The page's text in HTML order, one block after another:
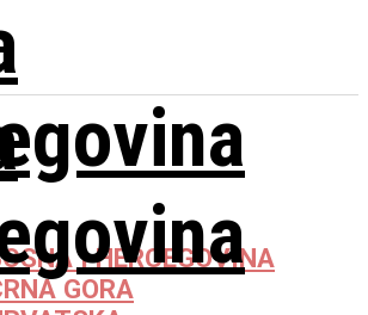
I HERCEGOVINA
GORA